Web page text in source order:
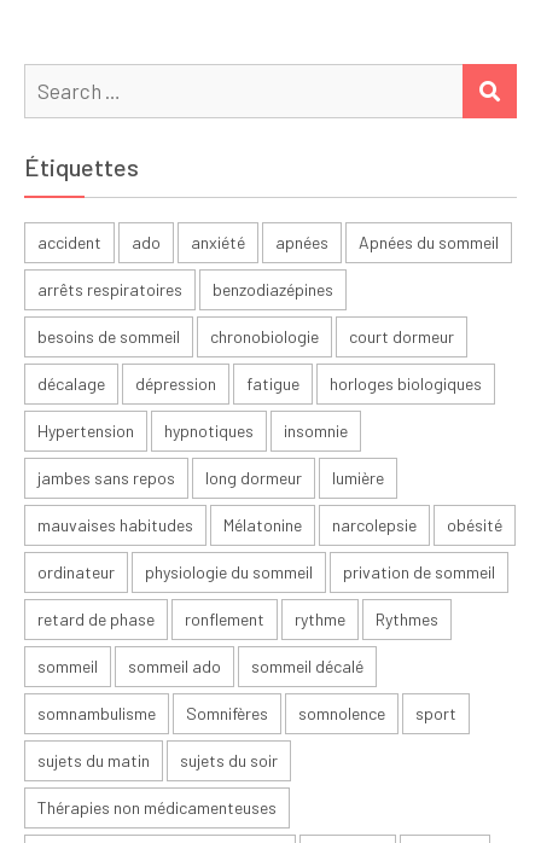
Search
for:
Étiquettes
accident ado anxiété apnées Apnées du sommeil
arrêts respiratoires benzodiazépines
besoins de sommeil chronobiologie court dormeur
décalage dépression fatigue horloges biologiques
Hypertension hypnotiques insomnie
jambes sans repos long dormeur lumière
mauvaises habitudes Mélatonine narcolepsie obésité
ordinateur physiologie du sommeil privation de sommeil
retard de phase ronflement rythme Rythmes
sommeil sommeil ado sommeil décalé
somnambulisme Somnifères somnolence sport
sujets du matin sujets du soir
Thérapies non médicamenteuses